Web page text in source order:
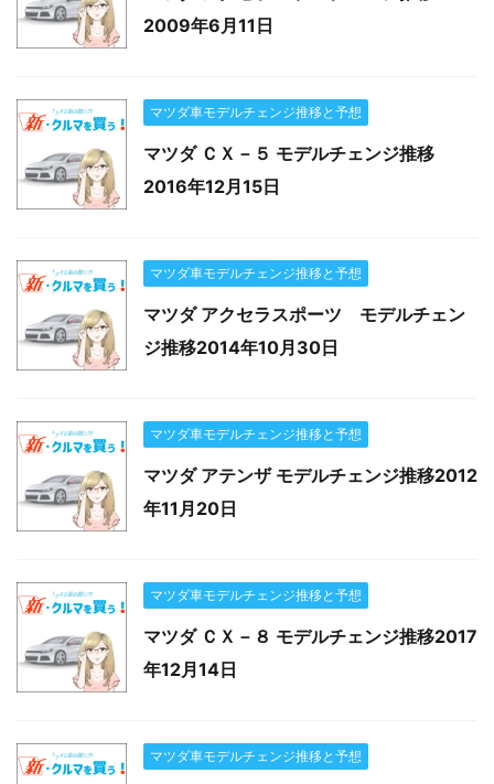
2009年6月11日
マツダ車モデルチェンジ推移と予想
マツダ ＣＸ－５ モデルチェンジ推移
2016年12月15日
マツダ車モデルチェンジ推移と予想
マツダ アクセラスポーツ モデルチェン
ジ推移2014年10月30日
マツダ車モデルチェンジ推移と予想
マツダ アテンザ モデルチェンジ推移2012
年11月20日
マツダ車モデルチェンジ推移と予想
マツダ ＣＸ－８ モデルチェンジ推移2017
年12月14日
マツダ車モデルチェンジ推移と予想